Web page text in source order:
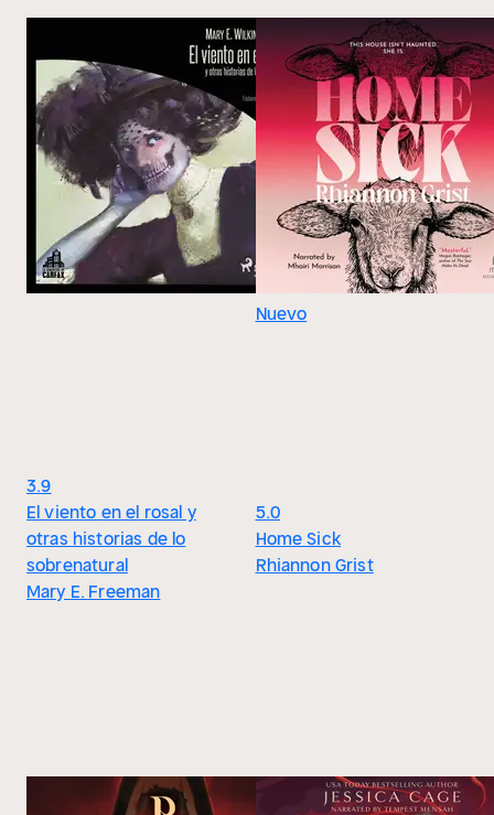
3.9
El viento en el rosal y
otras historias de lo
sobrenatural
Mary E. Freeman
Nuevo
5.0
Home Sick
Rhiannon Grist